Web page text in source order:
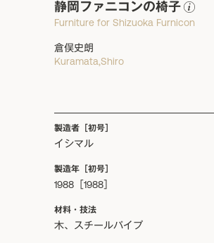
静岡ファニコンの椅子
Furniture for Shizuoka Furnicon
倉俣史朗
Kuramata,Shiro
製造者［初号］
イシマル
製造年［初号］
1988［1988］
材料・技法
木、スチールパイプ